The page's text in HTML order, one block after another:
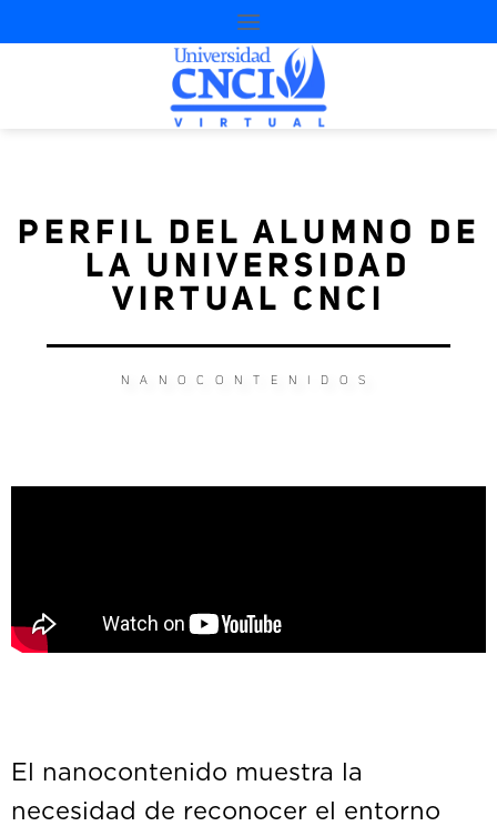
PERFIL DEL ALUMNO DE
LA UNIVERSIDAD
VIRTUAL CNCI
NANOCONTENIDOS
El nanocontenido muestra la
necesidad de reconocer el entorno